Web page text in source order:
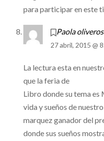
para participar en este
Paola oliveros
27 abril, 2015 @
La lectura esta en
que la feria de
Libro donde su tema es
vida y sueños de
marquez ganador del
donde sus sueños